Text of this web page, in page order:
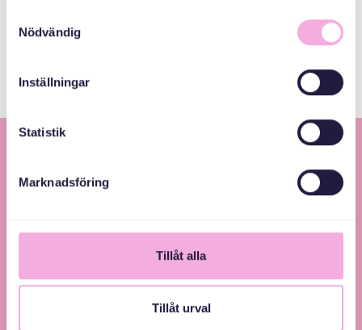
Nödvändig
Inställningar
Statistik
Marknadsföring
Tillåt alla
Tillåt urval
bokningen@svenskamedbaby.se
Svenska med baby – Föräldraträffar för jämlikhet
och inkludering.